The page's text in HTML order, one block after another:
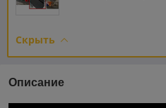
Скрыть
Описание